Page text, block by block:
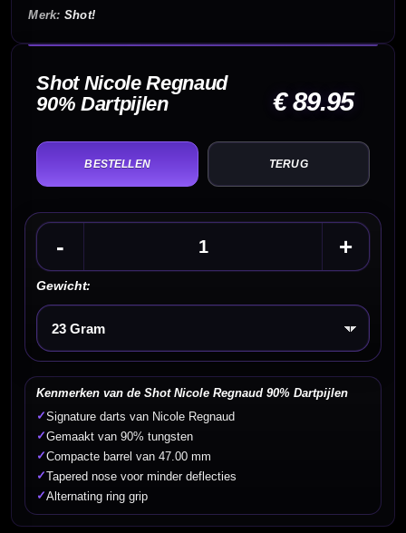
Shot!
Shot Nicole Regnaud
90% Dartpijlen
€ 89.95
TERUG
- +
Gewicht:
Kies een optie
Kenmerken van de Shot Nicole Regnaud 90% Dartpijlen
✓Signature darts van Nicole Regnaud
✓Gemaakt van 90% tungsten
✓Compacte barrel van 47.00 mm
✓ Tapered nose voor minder deflecties
✓Alternating ring grip